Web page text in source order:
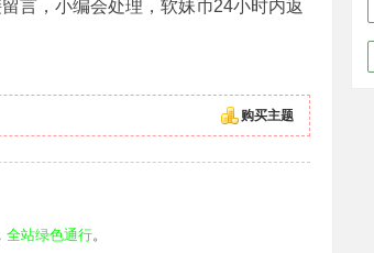
言，小编会处理，软妹币24小时内返
购买主题
全站绿色通行。